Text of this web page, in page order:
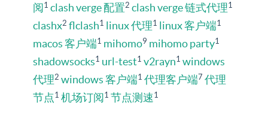
阅1 clash verge 配置2 clash verge 链式代理1
clashx2 flclash1 linux 代理1 linux 客户端1
macos 客户端1 mihomo9 mihomo party1
shadowsocks1 url-test1 v2rayn1 windows
代理2 windows 客户端1 代理客户端7 代理
节点1 机场订阅1 节点测速1